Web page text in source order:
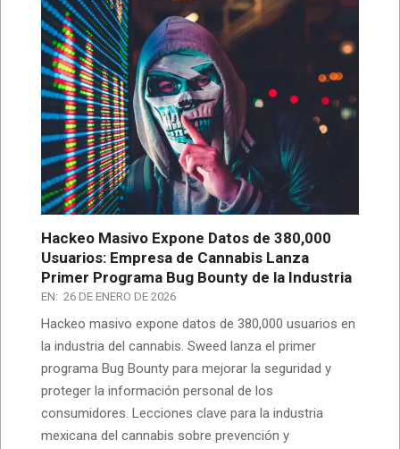
Hackeo Masivo Expone Datos de 380,000
Usuarios: Empresa de Cannabis Lanza
Primer Programa Bug Bounty de la Industria
EN: 26 DE ENERO DE 2026
Hackeo masivo expone datos de 380,000 usuarios en
la industria del cannabis. Sweed lanza el primer
programa Bug Bounty para mejorar la seguridad y
proteger la información personal de los
consumidores. Lecciones clave para la industria
mexicana del cannabis sobre prevención y